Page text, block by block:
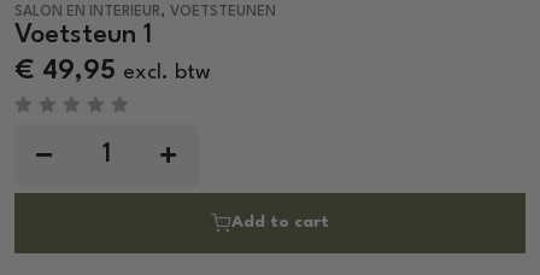
SALON EN INTERIEUR, VOETSTEUNEN
Voetsteun 1
€ 49,95 excl. btw
d
Add to cart